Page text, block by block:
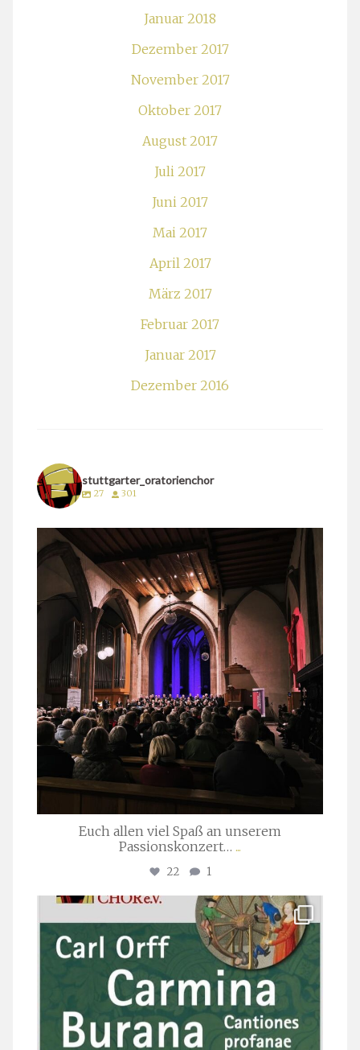
Januar 2018
Dezember 2017
November 2017
Oktober 2017
August 2017
Juli 2017
Juni 2017
Mai 2017
April 2017
März 2017
Februar 2017
Januar 2017
Dezember 2016
stuttgarter_oratorienchor
27 301
stuttgarter_oratorienchor
März 24
Euch allen viel Spaß an unserem
Passionskonzert… ...
22 1
stuttgarter_oratorienchor
Juli 22